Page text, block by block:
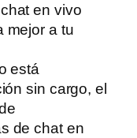
en vivo
mejor a tu
está
sin cargo, el
de chat en